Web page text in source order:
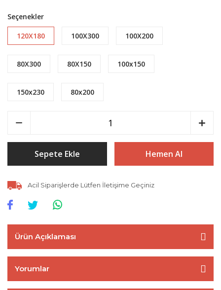
Seçenekler
120X180 100X300 100X200
80X300 80X150 100x150
150x230 80x200
Sepete Ekle Hemen Al
Acil Siparişlerde Lütfen İletişime Geçiniz
Ürün Açıklaması
Yorumlar